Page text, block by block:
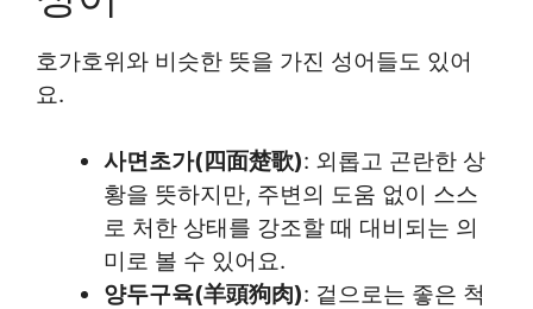
호가호위와 비슷한 뜻을 가진 성어들도 있어
요.
사면초가(四面楚歌): 외롭고 곤란한 상
황을 뜻하지만, 주변의 도움 없이 스스
로 처한 상태를 강조할 때 대비되는 의
미로 볼 수 있어요.
양두구육(羊頭狗肉): 겉으로는 좋은 척